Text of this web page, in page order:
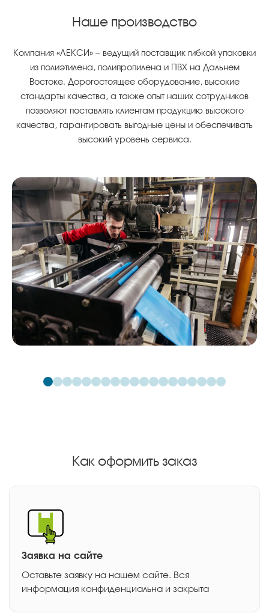
Наше производство
Компания «ЛЕКСИ» – ведущий поставщик гибкой упаковки
из полиэтилена, полипропилена и ПВХ на Дальнем
Востоке. Дорогостоящее оборудование, высокие
стандарты качества, а также опыт наших сотрудников
позволяют поставлять клиентам продукцию высокого
качества, гарантировать выгодные цены и обеспечивать
высокий уровень сервиса.
Как оформить заказ
Заявка на сайте
Оставьте заявку на нашем сайте. Вся
информация конфиденциальна и закрыта